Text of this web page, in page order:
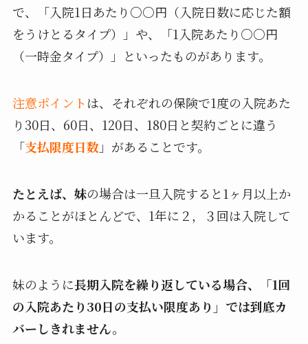
で、「入院1日あたり○○円（入院日数に応じた額
をうけとるタイプ）」や、「1入院あたり○○円
（一時金タイプ）」といったものがあります。
注意ポイント は、それぞれの保険で1度の入院あた
り30日、60日、120日、180日と契約ごとに違う
「支払限度日数」があることです。
たとえば、妹の場合は一旦入院すると1ヶ月以上か
かることがほとんどで、1年に２，３回は入院して
います。
妹のように長期入院を繰り返している場合、「1回
の入院あたり30日の支払い限度あり」では到底カ
バーしきれません。